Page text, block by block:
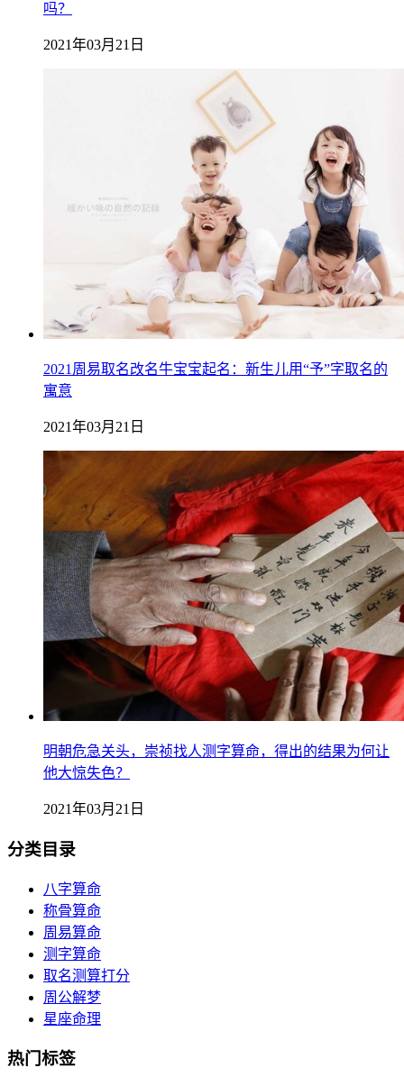
吗？
2021年03月21日
2021周易取名改名牛宝宝起名：新生儿用“予”字取名的
寓意
2021年03月21日
明朝危急关头，崇祯找人测字算命，得出的结果为何让
他大惊失色？
2021年03月21日
分类目录
八字算命
称骨算命
周易算命
测字算命
取名测算打分
周公解梦
星座命理
热门标签